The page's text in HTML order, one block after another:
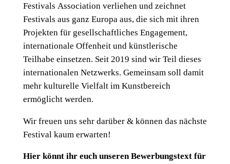
Festivals Association verliehen und zeichnet
Festivals aus ganz Europa aus, die sich mit ihren
Projekten für gesellschaftliches Engagement,
internationale Offenheit und künstlerische
Teilhabe einsetzen. Seit 2019 sind wir Teil dieses
internationalen Netzwerks. Gemeinsam soll damit
mehr kulturelle Vielfalt im Kunstbereich
ermöglicht werden.
Wir freuen uns sehr darüber & können das nächste
Festival kaum erwarten!
Hier könnt ihr euch unseren Bewerbungstext für